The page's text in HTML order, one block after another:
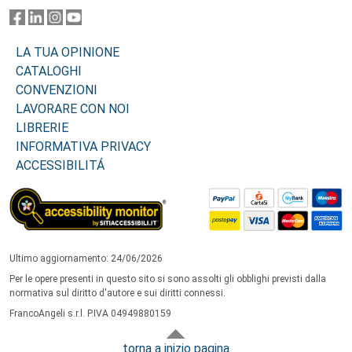
LA TUA OPINIONE
CATALOGHI
CONVENZIONI
LAVORARE CON NOI
LIBRERIE
INFORMATIVA PRIVACY
ACCESSIBILITÁ
Ultimo aggiornamento: 24/06/2026
Per le opere presenti in questo sito si sono assolti gli obblighi previsti dalla
normativa sul diritto d'autore e sui diritti connessi.
FrancoAngeli s.r.l. P.IVA 04949880159
torna a inizio pagina